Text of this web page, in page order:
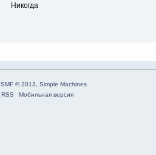
Никогда
SMF © 2013
Simple Machines
RSS Мобильная версия